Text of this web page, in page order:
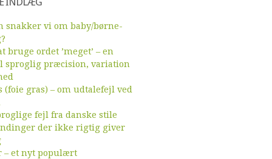
snakker vi om baby/børne-
bruge ordet ’meget’ – en
sproglig præcision, variation
(foie gras) – om udtalefejl ved
fejl fra danske stile
der ikke rigtig giver
– et nyt populært